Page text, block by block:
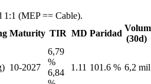
1:1 (MEP == Cable).
Maturity TIR MD Paridad
10-2027
6,79
%
6,84
1.11 101.6 % 6,2 mil